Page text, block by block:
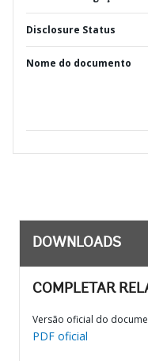
Disclosure Status
Nome do documento
DOWNLOADS
COMPLETAR
Versão oficial do
PDF oficial